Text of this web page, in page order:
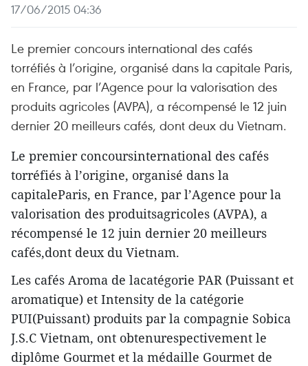
17/06/2015 04:36
Le premier concours international des cafés
torréfiés à l’origine, organisé dans la capitale Paris,
en France, par l’Agence pour la valorisation des
produits agricoles (AVPA), a récompensé le 12 juin
dernier 20 meilleurs cafés, dont deux du Vietnam.
Le premier concoursinternational des cafés
torréfiés à l’origine, organisé dans la
capitaleParis, en France, par l’Agence pour la
valorisation des produitsagricoles (AVPA), a
récompensé le 12 juin dernier 20 meilleurs
cafés,dont deux du Vietnam.
Les cafés Aroma de lacatégorie PAR (Puissant et
aromatique) et Intensity de la catégorie
PUI(Puissant) produits par la compagnie Sobica
J.S.C Vietnam, ont obtenurespectivement le
diplôme Gourmet et la médaille Gourmet de